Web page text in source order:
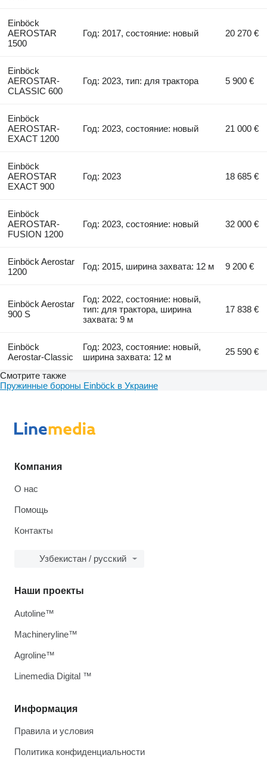
Einböck
AEROSTAR
1500
Год: 2017, состояние: новый 20 270 €
Einböck
AEROSTAR-
CLASSIC 600
Год: 2023, тип: для трактора 5 900 €
Einböck
AEROSTAR-
EXACT 1200
Год: 2023, состояние: новый 21 000 €
Einböck
AEROSTAR
EXACT 900
Год: 2023 18 685 €
Einböck
AEROSTAR-
FUSION 1200
Год: 2023, состояние: новый 32 000 €
Einböck Aerostar
1200
Год: 2015, ширина захвата: 12 м 9 200 €
Einböck Aerostar
900 S
Год: 2022, состояние: новый,
тип: для трактора, ширина
захвата: 9 м
17 838 €
Einböck
Aerostar-Classic
Год: 2023, состояние: новый,
ширина захвата: 12 м
25 590 €
Смотрите также
Пружинные бороны Einböck в Украине
Компания
О нас
Помощь
Контакты
Узбекистан / русский
Информация
Правила и условия
Политика конфиденциальности
Наши проекты
Autoline™
Machineryline™
Agroline™
Linemedia Digital ™